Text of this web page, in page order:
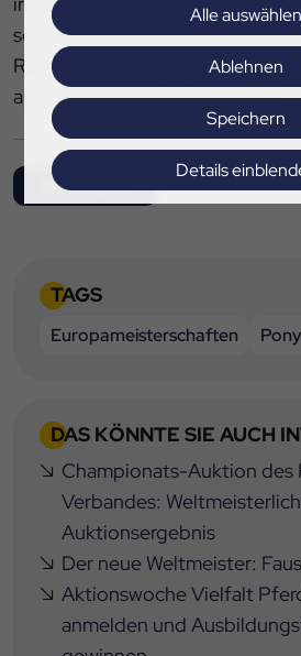
Alle auswählen
Ablehnen
Speichern
Details
schneller als seine britische
Rogers mit Neil und sicherte
auf dem Podium.fn-press/Hb
Alle News
TAGS
Europameisterschaften
DAS KÖNNTE SIE AUCH
Championats-Auktion des
Verbandes:
Auktionsergebnis
Der neue Weltmeister:
Aktionswoche Vielfalt
anmelden und